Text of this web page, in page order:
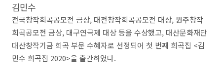
김민수
전국창작희곡공모전 금상, 대전창작희곡공모전 대상, 원주창작
희곡공모전 금상, 대구연극제 대상 등을 수상했고, 대산문화재단
대산창작기금 희곡 부문 수혜자로 선정되어 첫 번째 희곡집 <김
민수 희곡집 2020>을 출간하였다.